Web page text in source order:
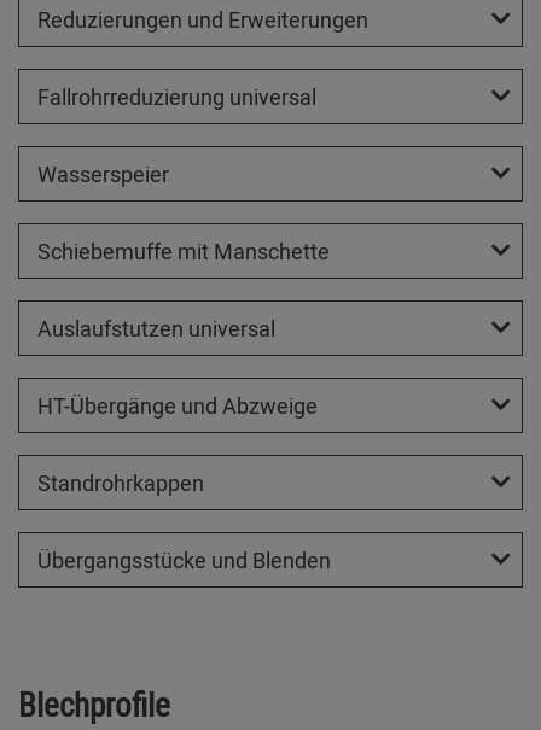
Reduzierungen und Erweiterungen
Fallrohrreduzierung universal
Wasserspeier
Schiebemuffe mit Manschette
Auslaufstutzen universal
HT-Übergänge und Abzweige
Standrohrkappen
Übergangsstücke und Blenden
Blechprofile